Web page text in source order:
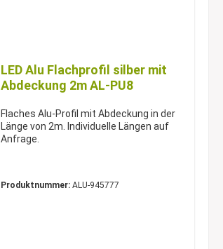
LED Alu Flachprofil silber mit
Abdeckung 2m AL-PU8
Flaches Alu-Profil mit Abdeckung in der
Länge von 2m. Individuelle Längen auf
Anfrage.
Produktnummer: ALU-945777